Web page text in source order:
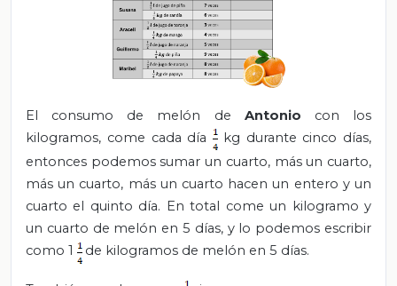
El consumo de melón de Antonio con los
kilogramos, come cada día
kg durante cinco días,
entonces podemos sumar un cuarto, más un cuarto,
más un cuarto, más un cuarto hacen un entero y un
cuarto el quinto día. En total come un kilogramo y
un cuarto de melón en 5 días, y lo podemos escribir
como 1
de kilogramos de melón en 5 días.